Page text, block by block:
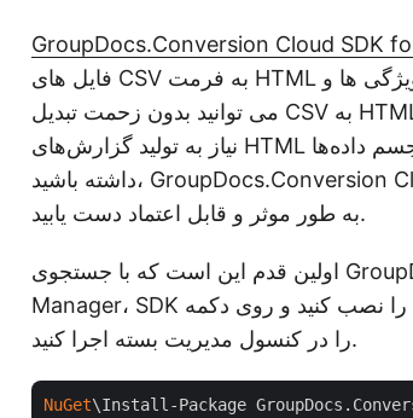
GroupDocs.Conversion Cloud SDK
فایل های CSV به فرمت HTML ارائه می دهد. با مجموعه ای جامع از ویژگی ها و API بصری آن،
می توانید بدون زحمت تبدیل CSV به HTML را در برنامه های NET خود ادغام کنید. بنابراین، چه
نیاز به تولید گزارش‌های HTML پویا، نمایش داده‌های جدولی در صفحات وب یا بهبود تجسم داده‌ها
داشته باشید، GroupDocs.Conversion Cloud SDK به شما این امکان را می‌دهد تا به اهداف خود
به طور موثر و قابل اعتماد دست یابید.
اولین قدم این است که با جستجوی GroupDocs.Conversion-Cloud در NuGet Package
Manager، SDK را نصب کنید و روی دکمه Install کلیک کنید. گزینه دیگر این است که دستور زیر
را در کنسول مدیریت بسته اجرا کنید.
NuGet\Install-Package